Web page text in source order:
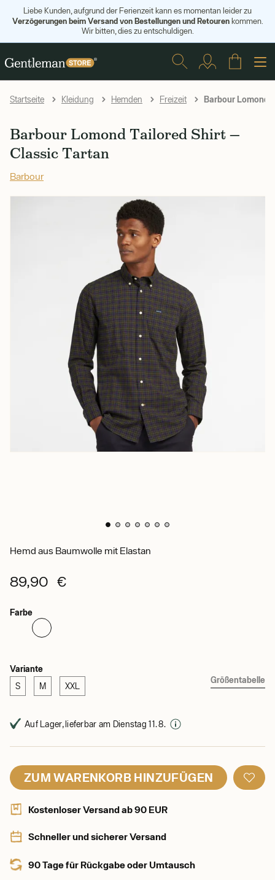
Liebe Kunden, aufgrund der Ferienzeit kann es momentan leider zu
Verzögerungen beim Versand von Bestellungen und Retourenkommen.
Wir bitten, dies zu entschuldigen.
Startseite Kleidung Hemden Freizeit Barbour Lomond
Barbour Lomond Tailored Shirt —
Classic Tartan
Barbour
Hemd aus Baumwolle mit Elastan
89,90 €
Farbe
Variante
S M XXL
Größentabelle
Auf Lager, lieferbar am Dienstag 11. 8.
ZUM WARENKORB HINZUFÜGEN
Kostenloser Versand ab 90 EUR
Schneller und sicherer Versand
90 Tage für Rückgabe oder Umtausch